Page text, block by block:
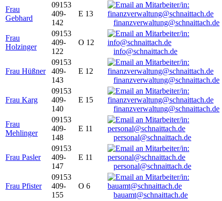
Frau
Gebhard
09153
409-
142
E 13
finanzverwaltung@schnaittach.de
Frau
Holzinger
09153
409-
122
O 12
info@schnaittach.de
Frau Hüßner
09153
409-
143
E 12
finanzverwaltung@schnaittach.de
Frau Karg
09153
409-
140
E 15
finanzverwaltung@schnaittach.de
Frau
Mehlinger
09153
409-
148
E 11
personal@schnaittach.de
Frau Pasler
09153
409-
147
E 11
personal@schnaittach.de
Frau Pfister
09153
409-
155
O 6
bauamt@schnaittach.de